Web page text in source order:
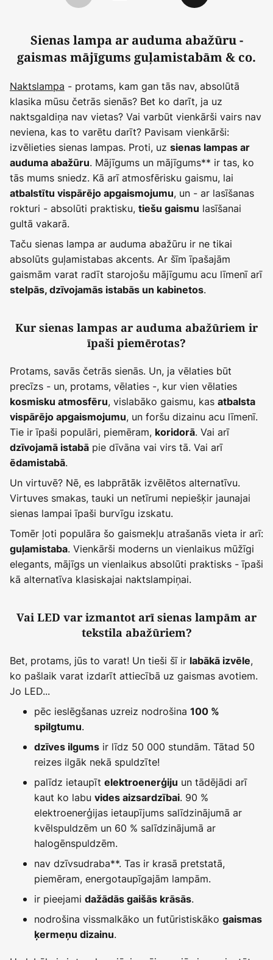
Sienas lampa ar auduma abažūru -
gaismas mājīgums guļamistabām & co.
Naktslampa - protams, kam gan tās nav, absolūtā
klasika mūsu četrās sienās? Bet ko darīt, ja uz
naktsgaldiņa nav vietas? Vai varbūt vienkārši vairs nav
neviena, kas to varētu darīt? Pavisam vienkārši:
izvēlieties sienas lampas. Proti, uz sienas lampas ar
auduma abažūru. Mājīgums un mājīgums** ir tas, ko
tās mums sniedz. Kā arī atmosfērisku gaismu, lai
atbalstītu vispārējo apgaismojumu, un - ar lasīšanas
rokturi - absolūti praktisku, tiešu gaismu lasīšanai
gultā vakarā.
Taču sienas lampa ar auduma abažūru ir ne tikai
absolūts guļamistabas akcents. Ar šīm īpašajām
gaismām varat radīt starojošu mājīgumu acu līmenī arī
stelpās, dzīvojamās istabās un kabinetos.
Kur sienas lampas ar auduma abažūriem ir
īpaši piemērotas?
Protams, savās četrās sienās. Un, ja vēlaties būt
precīzs - un, protams, vēlaties -, kur vien vēlaties
kosmisku atmosfēru, vislabāko gaismu, kas atbalsta
vispārējo apgaismojumu, un foršu dizainu acu līmenī.
Tie ir īpaši populāri, piemēram, koridorā. Vai arī
dzīvojamā istabā pie dīvāna vai virs tā. Vai arī
ēdamistabā.
Un virtuvē? Nē, es labprātāk izvēlētos alternatīvu.
Virtuves smakas, tauki un netīrumi nepiešķir jaunajai
sienas lampai īpaši burvīgu izskatu.
Tomēr ļoti populāra šo gaismekļu atrašanās vieta ir arī:
guļamistaba. Vienkārši moderns un vienlaikus mūžīgi
elegants, mājīgs un vienlaikus absolūti praktisks - īpaši
kā alternatīva klasiskajai naktslampiņai.
Vai LED var izmantot arī sienas lampām ar
tekstila abažūriem?
Bet, protams, jūs to varat! Un tieši šī ir labākā izvēle,
ko pašlaik varat izdarīt attiecībā uz gaismas avotiem.
Jo LED...
pēc ieslēgšanas uzreiz nodrošina 100 %
spilgtumu.
dzīves ilgums ir līdz 50 000 stundām. Tātad 50
reizes ilgāk nekā spuldzīte!
palīdz ietaupīt elektroenerģiju un tādējādi arī
kaut ko labu vides aizsardzībai. 90 %
elektroenerģijas ietaupījums salīdzinājumā ar
kvēlspuldzēm un 60 % salīdzinājumā ar
halogēnspuldzēm.
nav dzīvsudraba**. Tas ir krasā pretstatā,
piemēram, energotaupīgajām lampām.
ir pieejami dažādās gaišās krāsās.
nodrošina vissmalkāko un futūristiskāko gaismas
ķermeņu dizainu.